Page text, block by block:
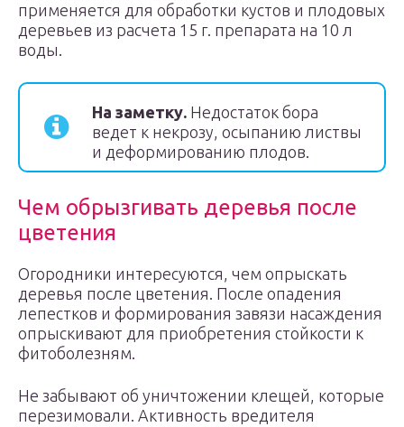
применяется для обработки кустов и плодовых
деревьев из расчета 15 г. препарата на 10 л
воды.
На заметку. Недостаток бора
ведет к некрозу, осыпанию листвы
и деформированию плодов.
Чем обрызгивать деревья после
цветения
Огородники интересуются, чем опрыскать
деревья после цветения. После опадения
лепестков и формирования завязи насаждения
опрыскивают для приобретения стойкости к
фитоболезням.
Не забывают об уничтожении клещей, которые
перезимовали. Активность вредителя